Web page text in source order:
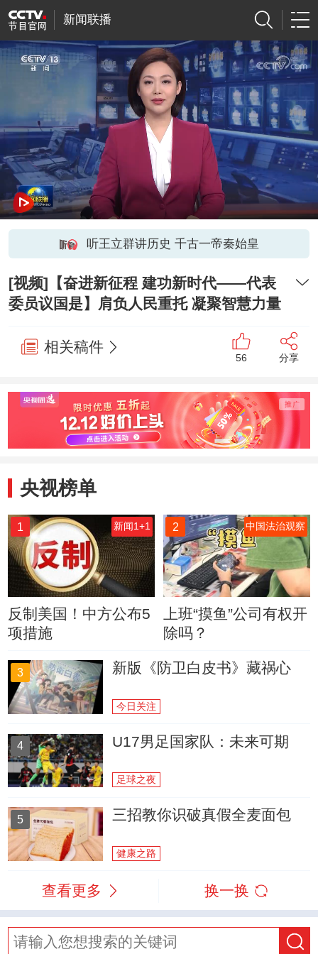
新闻联播
听王立群讲历史 千古一帝秦始皇
[视频]【奋进新征程 建功新时代——代表
委员议国是】肩负人民重托 凝聚智慧力量
相关稿件
56 分享
央视榜单
1 新闻1+1
反制美国！中方公布5
项措施
2 中国法治观察
上班“摸鱼”公司有权开
除吗？
3 新版《防卫白皮书》藏祸心
今日关注
4 U17男足国家队：未来可期
足球之夜
5 三招教你识破真假全麦面包
健康之路
查看更多 换一换